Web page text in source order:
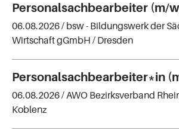
Personalsachbearbeiter (m/
06.08.2026 / bsw - Bildungswerk der
Wirtschaft gGmbH / Dresden
Personalsachbearbeiter*in
06.08.2026 / AWO Bezirksverband
Koblenz